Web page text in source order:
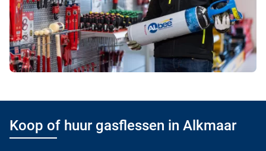
Koop of huur gasflessen in Alkmaar